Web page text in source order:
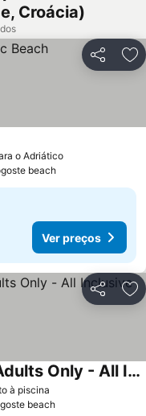
Croácia)
Partilhar
o Adriático
beach
Ver preços
Partilhar
à piscina
TUI BLUE Adriatic Beach - Adults Only - All Inclusive
beach